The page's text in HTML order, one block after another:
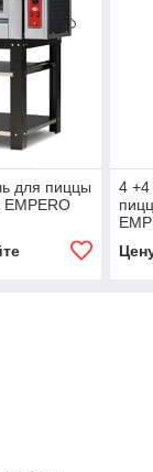
для пиццы
EMPERO
4 +4